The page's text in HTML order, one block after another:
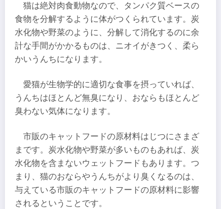
猫は絶対肉食動物なので、タンパク質ベースの
食物を分解するように体がつくられています。炭
水化物や野菜のように、分解して消化するのに余
計な手間がかかるものは、ニオイがきつく、柔ら
かいうんちになります。
愛猫が生物学的に適切な食事を摂っていれば、
うんちはほとんど無臭になり、おならもほとんど
臭わない気体になります。
市販のキャットフードの原材料はじつにさまざ
まです。炭水化物や野菜が多いものもあれば、炭
水化物を含まないウェットフードもあります。つ
まり、猫のおならやうんちがより臭くなるのは、
与えている市販のキャットフードの原材料に影響
されるということです。